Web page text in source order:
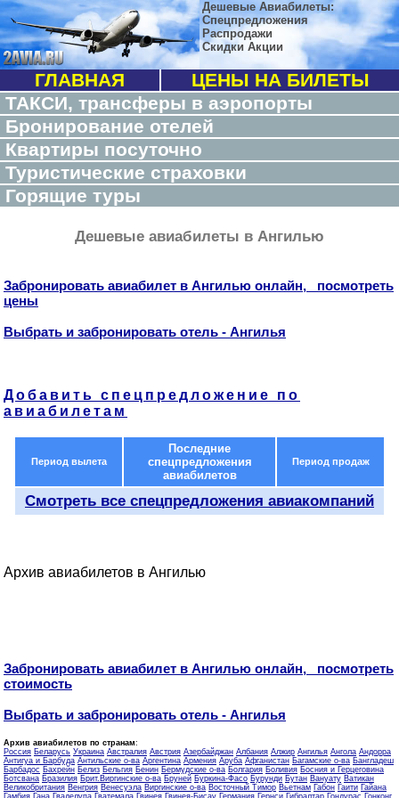
Дешевые Авиабилеты:
Спецпредложения
Распродажи
Скидки Акции
ГЛАВНАЯ
ЦЕНЫ НА БИЛЕТЫ
ТАКСИ, трансферы в аэропорты
Бронирование отелей
Квартиры посуточно
Туристические страховки
Горящие туры
Дешевые авиабилеты в Ангилью
Забронировать авиабилет в Ангилью онлайн, посмотреть
цены
Выбрать и забронировать отель - Ангилья
Добавить спецпредложение по
авиабилетам
Период вылета
Последние
спецпредложения
авиабилетов
Период продаж
Смотреть все спецпредложения авиакомпаний
Архив авиабилетов в Ангилью
Забронировать авиабилет в Ангилью онлайн, посмотреть
стоимость
Выбрать и забронировать отель - Ангилья
Архив авиабилетов по странам:
Россия Беларусь Украина Австралия Австрия Азербайджан Албания Алжир Ангилья Ангола Андорра
Антигуа и Барбуда Антильские о-ва Аргентина Армения Аруба Афганистан Багамские о-ва Бангладеш
Барбадос Бахрейн Белиз Бельгия Бенин Бермудские о-ва Болгария Боливия Босния и Герцеговина
Ботсвана Бразилия Брит.Виргинские о-ва Бруней Буркина-Фасо Бурунди Бутан Вануату Ватикан
Великобритания Венгрия Венесуэла Виргинские о-ва Восточный Тимор Вьетнам Габон Гаити Гайана
Гамбия Гана Гваделупа Гватемала Гвинея Гвинея-Бисау Германия Гернси Гибралтар Гондурас Гонконг